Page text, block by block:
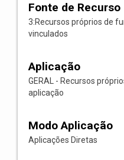
Fonte de Recurso
3:Recursos próprios de
vinculados
Aplicação
GERAL - Recursos
aplicação
Modo Aplicação
Aplicações Diretas